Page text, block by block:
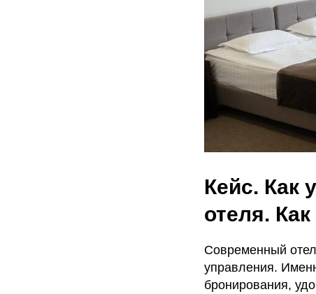
Кейс. Как
отеля.
Современный
управления.
бронирования,